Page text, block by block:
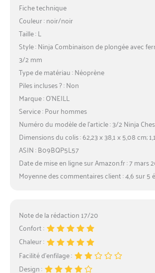
Fiche technique
Couleur : noir/noir
Taille : L
Style : Ninja Combinaison de plongée avec
3/2 mm
Type de matériau : Néoprène
Piles incluses ? : Non
Marque : O’NEILL
Service : Pour hommes
Numéro du modèle de l’article : 3/2 Ninja
Dimensions du colis : 62,23 x 38,1 x 5,08 cm;
ASIN : B09BQP5L57
Date de mise en ligne sur Amazon.fr : 7 mars
Moyenne des commentaires client : 4,6 sur 5
Note de la rédaction 17/20
Confort :
Chaleur :
Facilité d’enfilage :
Design :